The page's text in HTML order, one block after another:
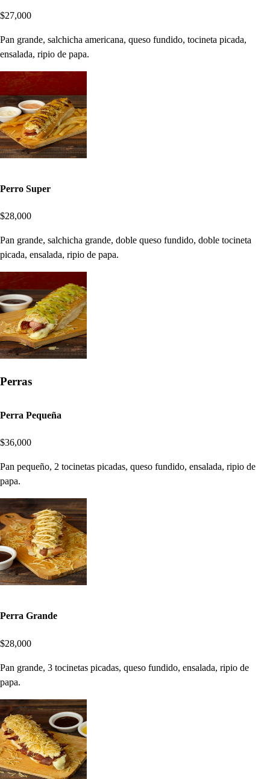
$27,000
Pan grande, salchicha americana, queso fundido, tocineta picada,
ensalada, ripio de papa.
Perro Super
$28,000
Pan grande, salchicha grande, doble queso fundido, doble tocineta
picada, ensalada, ripio de papa.
Perras
Perra Pequeña
$36,000
Pan pequeño, 2 tocinetas picadas, queso fundido, ensalada, ripio de
papa.
Perra Grande
$28,000
Pan grande, 3 tocinetas picadas, queso fundido, ensalada, ripio de
papa.